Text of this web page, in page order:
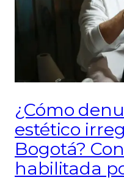
¿Cómo
estético
Bogotá?
habilitada